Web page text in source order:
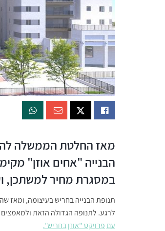
מאז החלטת הממשלה
במסגרת מחיר למשתכן, ועוד 600 מ"ר
תנופת הבנייה בחריש בעיצומה, ומאז
לרגע. לתנופה הגדולה הזאת
עם פרויקט "אוזןבחריש".